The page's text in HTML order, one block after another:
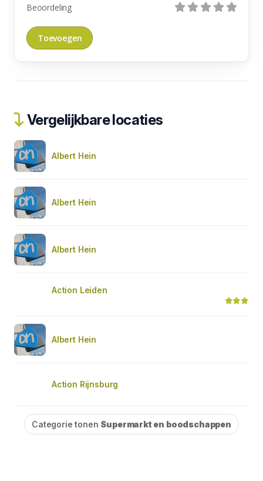
Beoordeling
Vergelijkbare locaties
Albert Hein
Albert Hein
Albert Hein
Action Leiden
Albert Hein
Action Rijnsburg
Categorie tonen Supermarkt en boodschappen